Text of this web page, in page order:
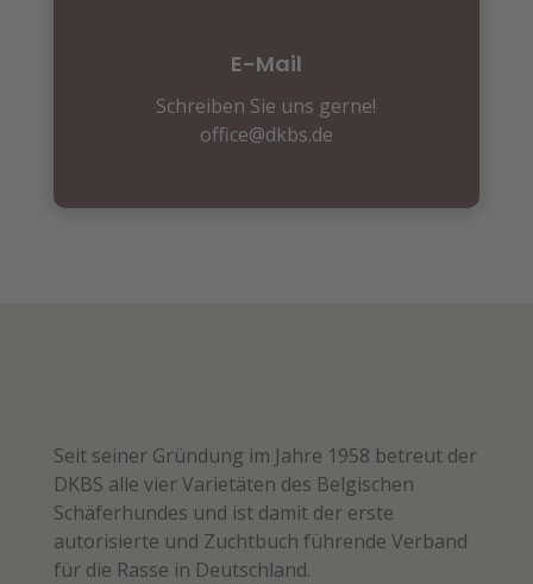
E-Mail
Schreiben Sie uns gerne!
office@dkbs.de
Seit seiner Gründung im Jahre 1958 betreut der
DKBS alle vier Varietäten des Belgischen
Schäferhundes und ist damit der erste
autorisierte und Zuchtbuch führende Verband
für die Rasse in Deutschland.